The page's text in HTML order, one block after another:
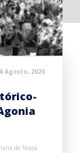
6 Agosto, 2026
de Nossa